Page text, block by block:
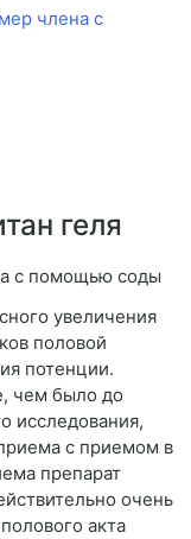
члена с
геля
увеличения
половой
потенции.
чем было до
исследования,
с приемом в
препарат
очень
акта